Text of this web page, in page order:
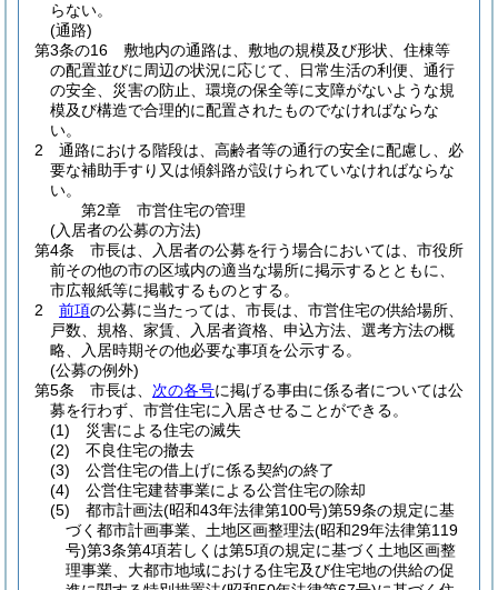
らない。
(通路)
第3条の16
敷地内の通路は、敷地の規模及び形状、住棟等
の配置並びに周辺の状況に応じて、日常生活の利便、通行
の安全、災害の防止、環境の保全等に支障がないような規
模及び構造で合理的に配置されたものでなければならな
い。
2
通路における階段は、高齢者等の通行の安全に配慮し、必
要な補助手すり又は傾斜路が設けられていなければならな
い。
第2章
市営住宅の管理
(入居者の公募の方法)
第4条
市長は、入居者の公募を行う場合においては、市役所
前その他の市の区域内の適当な場所に掲示するとともに、
市広報紙等に掲載するものとする。
2
前項の公募に当たっては、市長は、市営住宅の供給場所、
戸数、規格、家賃、入居者資格、申込方法、選考方法の概
略、入居時期その他必要な事項を公示する。
(公募の例外)
第5条
市長は、 次の各号に掲げる事由に係る者については公
募を行わず、市営住宅に入居させることができる。
(1)
災害による住宅の滅失
(2)
不良住宅の撤去
(3)
公営住宅の借上げに係る契約の終了
(4)
公営住宅建替事業による公営住宅の除却
(5)
都市計画法(昭和43年法律第100号)第59条の規定に基
づく都市計画事業、土地区画整理法(昭和29年法律第119
号)第3条第4項若しくは第5項の規定に基づく土地区画整
理事業、大都市地域における住宅及び住宅地の供給の促